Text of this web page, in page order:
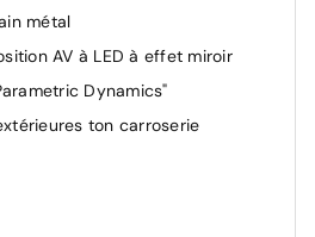
métal
AV à LED à effet miroir
Dynamics"
ton carroserie